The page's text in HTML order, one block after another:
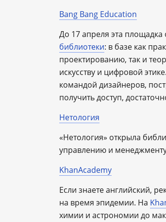
Bang Bang Education
До 17 апреля эта площадка
библиотеки: в базе как
проектированию, так и
искусству и цифровой
командой дизайнеров,
получить доступ,
Нетология
«Нетология» открыла
управлению и
KhanAcademy
Если знаете английский,
на время эпидемии. На
химии и астрономии до